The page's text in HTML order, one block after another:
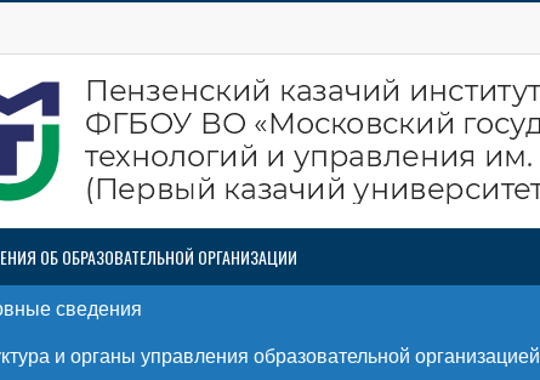
ОБ ОБРАЗОВАТЕЛЬНОЙ ОРГАНИЗАЦИИ
сведения
и органы управления образовательной организацией